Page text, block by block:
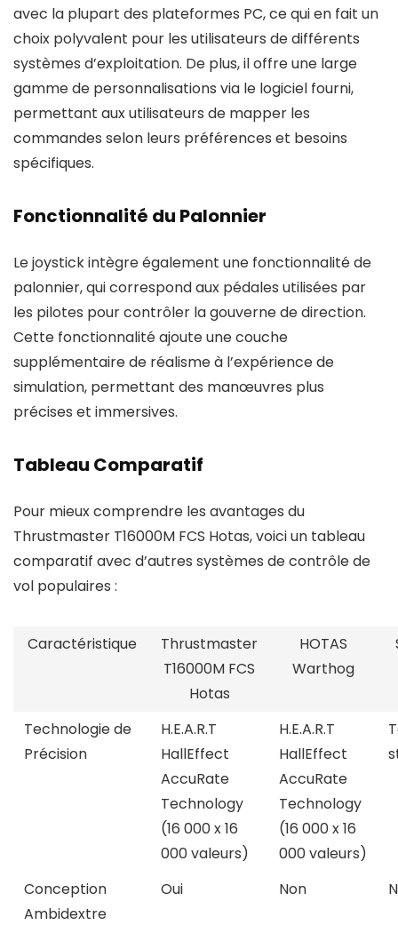
avec la plupart des plateformes PC, ce qui en fait un
choix polyvalent pour les utilisateurs de différents
systèmes d’exploitation. De plus, il offre une large
gamme de personnalisations via le logiciel fourni,
permettant aux utilisateurs de mapper les
commandes selon leurs préférences et besoins
spécifiques.
Fonctionnalité du Palonnier
Le joystick intègre également une fonctionnalité de
palonnier, qui correspond aux pédales utilisées par
les pilotes pour contrôler la gouverne de direction.
Cette fonctionnalité ajoute une couche
supplémentaire de réalisme à l’expérience de
simulation, permettant des manœuvres plus
précises et immersives.
Tableau Comparatif
Pour mieux comprendre les avantages du
Thrustmaster T16000M FCS Hotas, voici un tableau
comparatif avec d’autres systèmes de contrôle de
vol populaires :
Caractéristique
Thrustmaster
T16000M FCS
Hotas
HOTAS
Warthog
Technologie de
Précision
H.E.A.R.T
HallEffect
AccuRate
Technology
(16 000 x 16
000 valeurs)
H.E.A.R.T
HallEffect
AccuRate
Technology
(16 000 x 16
000 valeurs)
Conception
Ambidextre
Oui Non